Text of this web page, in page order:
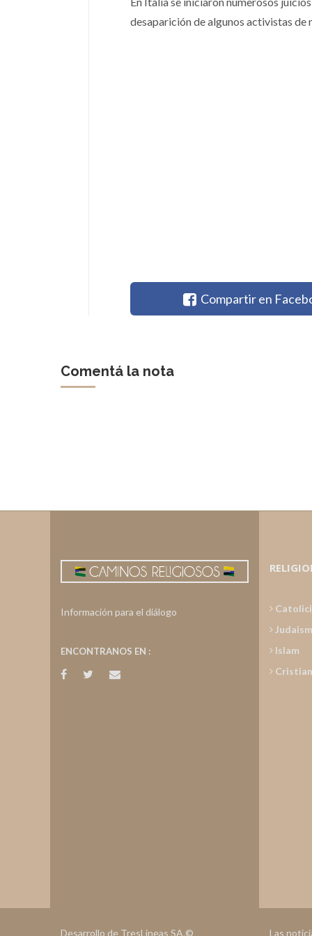
desaparición de algunos activistas de
Compartir en
Comentá la nota
Información para el diálogo
ENCONTRANOS EN :
Islam
Las
Desarrollo de TresLineas SA.©